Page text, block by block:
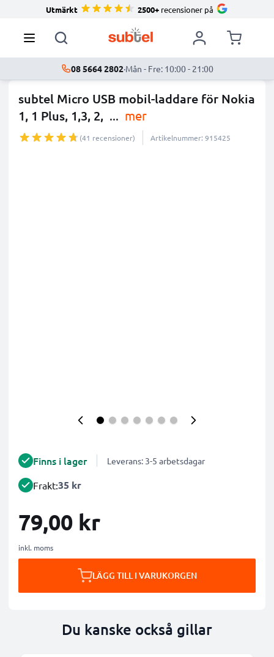
Utmärkt 2500+ recensioner på
08 5664 2802·Mån - Fre: 10:00 - 21:00
subtel Micro USB mobil-laddare för Nokia
1, 1 Plus, 1,3, 2, ... mer
(41 recensioner) Artikelnummer: 915425
Finns i lager Leverans: 3-5 arbetsdagar
Frakt:35 kr
79,00 kr
inkl. moms
LÄGG TILL I VARUKORGEN
Du kanske också gillar